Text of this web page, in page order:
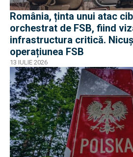
România, ținta unui atac
orchestrat de FSB, fiind
infrastructura critică.
operațiunea FSB
13 IULIE 2026